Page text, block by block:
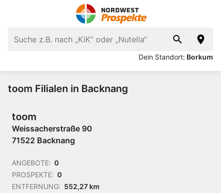
Dein Standort: Borkum
toom Filialen in Backnang
toom
Weissacherstraße 90
71522 Backnang
ANGEBOTE: 0
PROSPEKTE: 0
ENTFERNUNG: 552,27 km